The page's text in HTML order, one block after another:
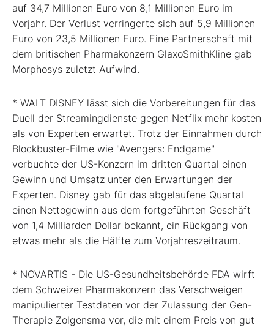
auf 34,7 Millionen Euro von 8,1 Millionen Euro im
Vorjahr. Der Verlust verringerte sich auf 5,9 Millionen
Euro von 23,5 Millionen Euro. Eine Partnerschaft mit
dem britischen Pharmakonzern GlaxoSmithKline gab
Morphosys zuletzt Aufwind.
* WALT DISNEY lässt sich die Vorbereitungen für das
Duell der Streamingdienste gegen Netflix mehr kosten
als von Experten erwartet. Trotz der Einnahmen durch
Blockbuster-Filme wie "Avengers: Endgame"
verbuchte der US-Konzern im dritten Quartal einen
Gewinn und Umsatz unter den Erwartungen der
Experten. Disney gab für das abgelaufene Quartal
einen Nettogewinn aus dem fortgeführten Geschäft
von 1,4 Milliarden Dollar bekannt, ein Rückgang von
etwas mehr als die Hälfte zum Vorjahreszeitraum.
* NOVARTIS - Die US-Gesundheitsbehörde FDA wirft
dem Schweizer Pharmakonzern das Verschweigen
manipulierter Testdaten vor der Zulassung der Gen-
Therapie Zolgensma vor, die mit einem Preis von gut